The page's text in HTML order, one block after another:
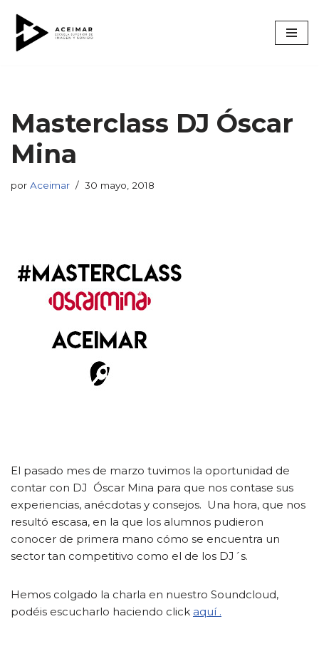
Saltar
al
Masterclass DJ Óscar
Mina
por Aceimar 30 mayo, 2018
El pasado mes de marzo tuvimos la oportunidad de
contar con DJ Óscar Mina para que nos contase sus
experiencias, anécdotas y consejos. Una hora, que nos
resultó escasa, en la que los alumnos pudieron
conocer de primera mano cómo se encuentra un
sector tan competitivo como el de los DJ´s.
Hemos colgado la charla en nuestro Soundcloud,
podéis escucharlo haciendo click aquí .